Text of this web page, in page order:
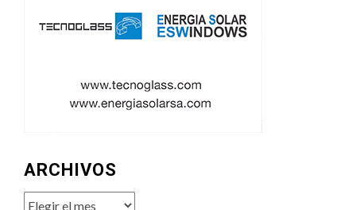
ARCHIVOS
Archivos